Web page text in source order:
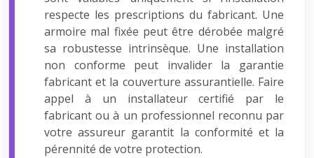
respecte les prescriptions du fabricant. Une
armoire mal fixée peut être dérobée malgré
sa robustesse intrinsèque. Une installation
non conforme peut invalider la garantie
fabricant et la couverture assurantielle. Faire
appel à un installateur certifié par le
fabricant ou à un professionnel reconnu par
votre assureur garantit la conformité et la
pérennité de votre protection.